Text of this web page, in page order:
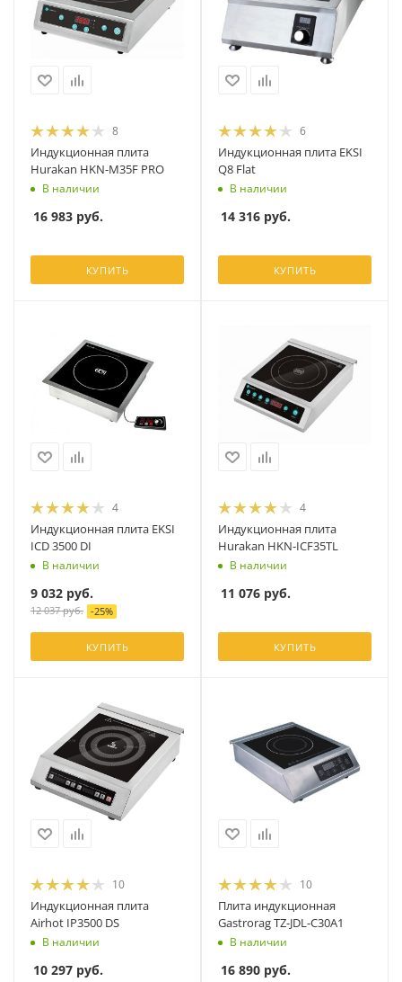
8
Индукционная плита
Hurakan HKN-M35F PRO
В наличии
16 983 руб.
КУПИТЬ
6
Индукционная плита EKSI
Q8 Flat
В наличии
14 316 руб.
КУПИТЬ
4
Индукционная плита EKSI
ICD 3500 DI
В наличии
9 032 руб.
12 037руб. -25%
КУПИТЬ
4
Индукционная плита
Hurakan HKN-ICF35TL
В наличии
11 076 руб.
КУПИТЬ
10
Индукционная плита
Airhot IP3500 DS
В наличии
10 297 руб.
10
Плита индукционная
Gastrorag TZ-JDL-C30A1
В наличии
16 890 руб.